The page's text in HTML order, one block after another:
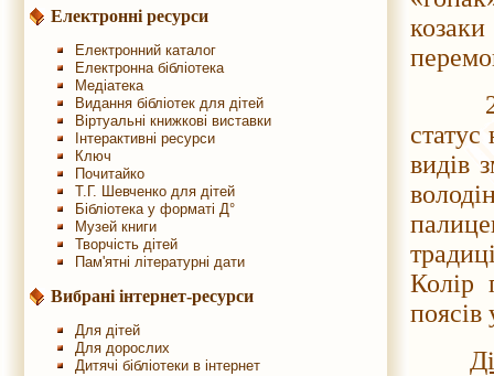
Електронні ресурси
Електронний каталог
Електронна бібліотека
Медіатека
Видання бібліотек для дітей
Віртуальні книжкові виставки
Інтерактивні ресурси
Ключ
Почитайко
Т.Г. Шевченко для дітей
Бібліотека у форматі Д°
Музей книги
Творчість дітей
Пам'ятні літературні дати
Вибрані інтернет-ресурси
Для дітей
Для дорослих
Дитячі бібліотеки в інтернет
25
статус
видів
Колір
поясів